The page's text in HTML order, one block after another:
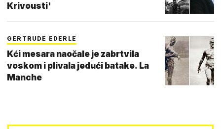
Krivousti'
GERTRUDE EDERLE
Kći mesara naočale je zabrtvila
voskom i plivala jedući batake. La
Manche